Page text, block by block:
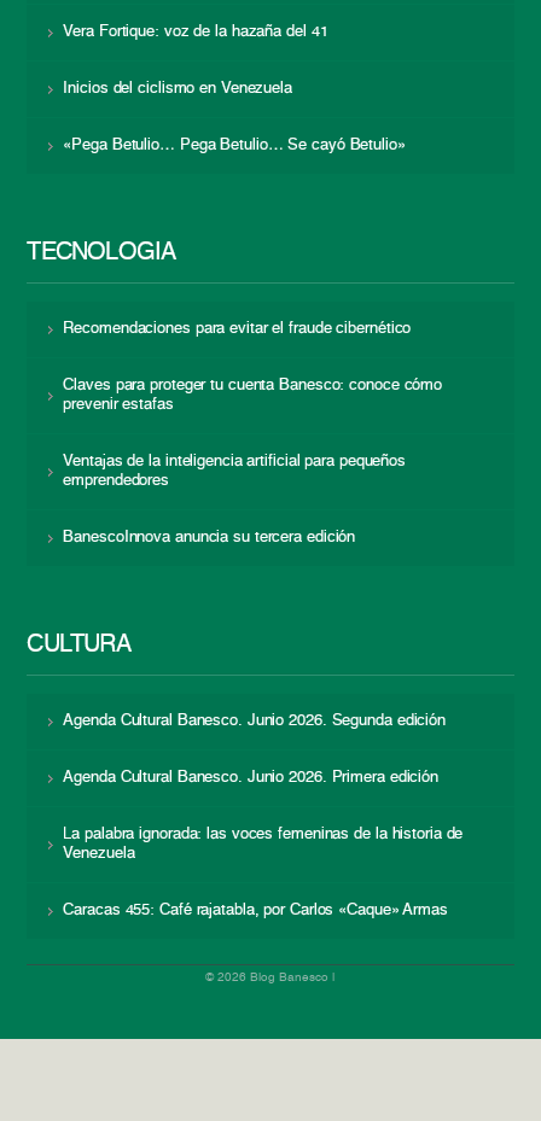
Vera Fortique: voz de la hazaña del 41
Inicios del ciclismo en Venezuela
«Pega Betulio… Pega Betulio… Se cayó Betulio»
TECNOLOGÍA
Recomendaciones para evitar el fraude cibernético
Claves para proteger tu cuenta Banesco: conoce cómo
prevenir estafas
Ventajas de la inteligencia artificial para pequeños
emprendedores
BanescoInnova anuncia su tercera edición
CULTURA
Agenda Cultural Banesco. Junio 2026. Segunda edición
Agenda Cultural Banesco. Junio 2026. Primera edición
La palabra ignorada: las voces femeninas de la historia de
Venezuela
Caracas 455: Café rajatabla, por Carlos «Caque» Armas
© 2026 Blog Banesco |